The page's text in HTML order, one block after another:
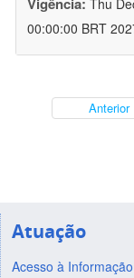
Thu
00:00:00 BRT
Anterior
Atuação
Acesso à Informação